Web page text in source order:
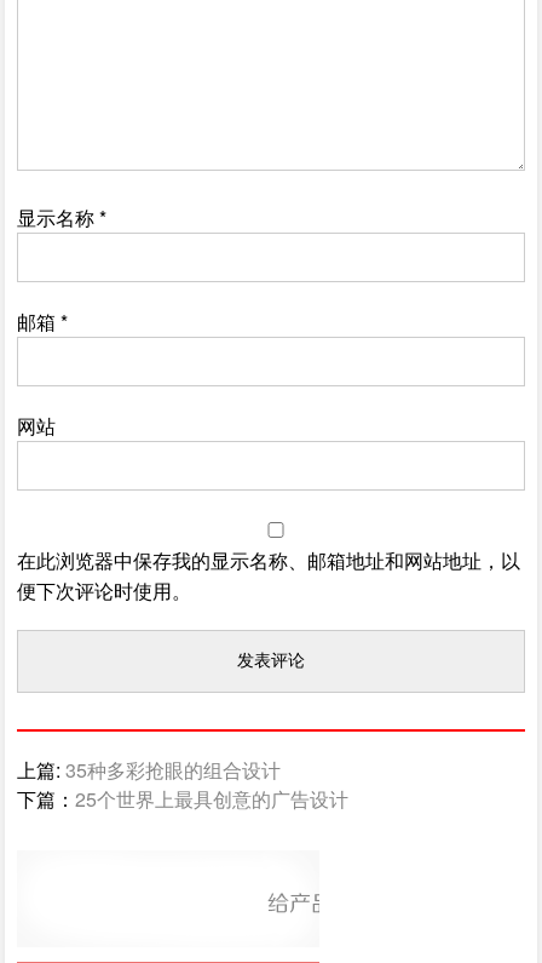
显示名称*
邮箱*
网站
在此浏览器中保存我的显示名称、邮箱地址和网站地址，以
便下次评论时使用。
上篇:35种多彩抢眼的组合设计
下篇：25个世界上最具创意的广告设计